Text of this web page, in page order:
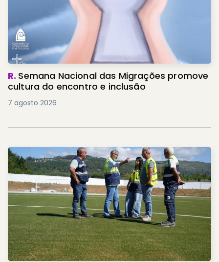
R. Semana Nacional das Migrações promove
cultura do encontro e inclusão
7 agosto 2026